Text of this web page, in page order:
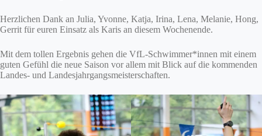
Herzlichen Dank an Julia, Yvonne, Katja, Irina, Lena, Melanie, Hong,
Gerrit für euren Einsatz als Karis an diesem Wochenende.
Mit dem tollen Ergebnis gehen die VfL-Schwimmer*innen mit einem
guten Gefühl die neue Saison vor allem mit Blick auf die kommenden
Landes- und Landesjahrgangsmeisterschaften.